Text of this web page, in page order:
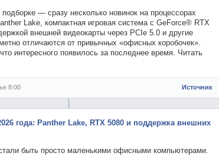
— сразу несколько новинок на процессорах
Lake, компактная игровая система с GeForce® RTX
внешней видеокарты через PCIe 5.0 и другие
отличаются от привычных «офисных коробочек».
интересного появилось за последнее время. Читать
8:00 Источник
года: Panther Lake, RTX 5080 и поддержка внешних
быть просто маленькими офисными компьютерами.